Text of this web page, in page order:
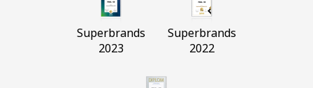
Superbrands
2023
Superbrands
2022